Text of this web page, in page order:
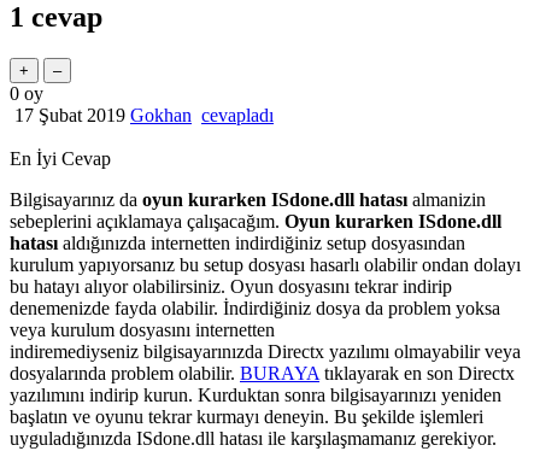
1 cevap
0 oy
17 Şubat 2019 Gokhan cevapladı
En İyi Cevap
Bilgisayarınız da oyun kurarken ISdone.dll hatası almanizin
sebeplerini açıklamaya çalışacağım. Oyun kurarken ISdone.dll
hatası aldığınızda internetten indirdiğiniz setup dosyasından
kurulum yapıyorsanız bu setup dosyası hasarlı olabilir ondan dolayı
bu hatayı alıyor olabilirsiniz. Oyun dosyasını tekrar indirip
denemenizde fayda olabilir. İndirdiğiniz dosya da problem yoksa
veya kurulum dosyasını internetten
indiremediyseniz bilgisayarınızda Directx yazılımı olmayabilir veya
dosyalarında problem olabilir. BURAYA tıklayarak en son Directx
yazılımını indirip kurun. Kurduktan sonra bilgisayarınızı yeniden
başlatın ve oyunu tekrar kurmayı deneyin. Bu şekilde işlemleri
uyguladığınızda ISdone.dll hatası ile karşılaşmamanız gerekiyor.